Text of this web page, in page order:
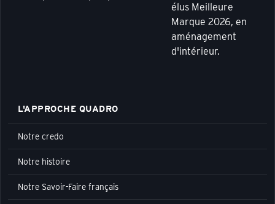
élus Meilleure
Marque 2026, en
aménagement
d'intérieur.
L'APPROCHE QUADRO
Notre credo
Notre histoire
Notre Savoir-Faire français